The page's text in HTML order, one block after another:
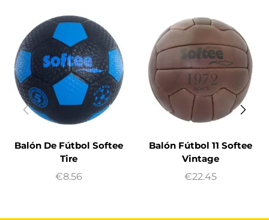
Balón De Fútbol Softee
Tire
€8.56
Balón Fútbol 11 Softee
Vintage
€22.45